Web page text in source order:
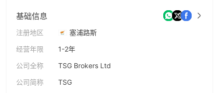
基础信息
注册地区
塞浦路斯
经营年限
1-2年
公司全称
TSG Brokers Ltd
公司简称
TSG